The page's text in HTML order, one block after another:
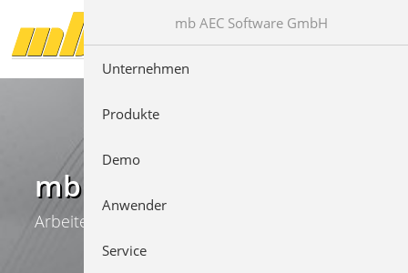
Direkt zur Hauptnavigation springen
Direkt zum Inhalt springen
mb WorkSuite
Arbeiten mit Komfort
mb AEC Software GmbH
Unternehmen
Produkte
Demo
Anwender
Service